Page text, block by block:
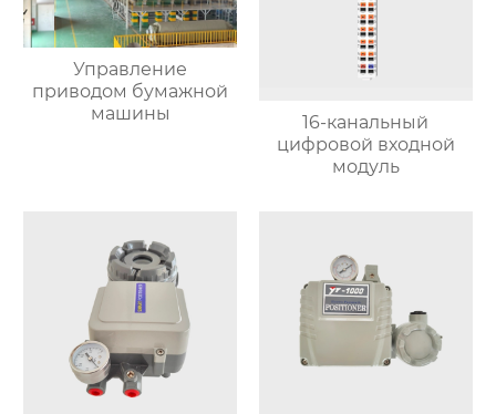
Управление
приводом бумажной
машины
16-канальный
цифровой входной
модуль